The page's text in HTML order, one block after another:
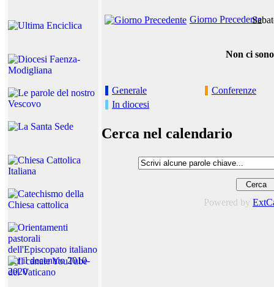
Giorno Precedente
Non ci
Generale
Conferenze
In diocesi
Cerca nel calendario
Powered by